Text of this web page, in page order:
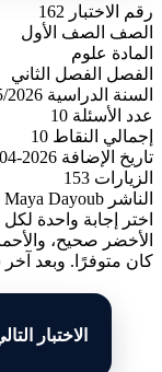
رقم الاختبار 162
الصف
الصف الأول
المادة
علوم
الفصل
الفصل الثاني
السنة الدراسية 2026
عدد الأسئلة 10
إجمالي النقاط 10
تاريخ الإضافة 2026-04-27
الزيارات 153
الناشر Maya Dayoub
اختر إجابة واحدة
الأخضر صحيح،
كان متوفرًا. وبعد آخر
الاختبار